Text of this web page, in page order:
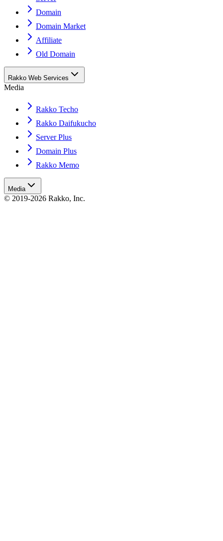
Domain
Domain Market
Affiliate
Old Domain
Rakko Web Services
Media
Rakko Techo
Rakko Daifukucho
Server Plus
Domain Plus
Rakko Memo
Media
© 2019-2026 Rakko, Inc.